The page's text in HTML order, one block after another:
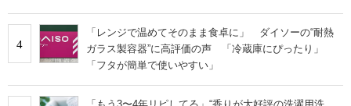
4
「レンジで温めてそのまま食卓に」 ダイソーの“耐熱
ガラス製容器”に高評価の声 「冷蔵庫にぴったり」
「フタが簡単で使いやすい」